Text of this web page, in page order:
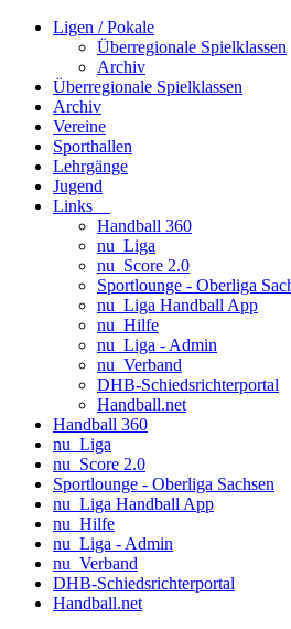
Ligen / Pokale
Überregionale Spielklassen
Archiv
Überregionale Spielklassen
Archiv
Vereine
Sporthallen
Lehrgänge
Jugend
Links
Handball 360
nu_Liga
nu_Score 2.0
Sportlounge - Oberliga
nu_Liga Handball App
nu_Hilfe
nu_Liga - Admin
nu_Verband
DHB-Schiedsrichterportal
Handball.net
Handball 360
nu_Liga
nu_Score 2.0
Sportlounge - Oberliga Sachsen
nu_Liga Handball App
nu_Hilfe
nu_Liga - Admin
nu_Verband
DHB-Schiedsrichterportal
Handball.net